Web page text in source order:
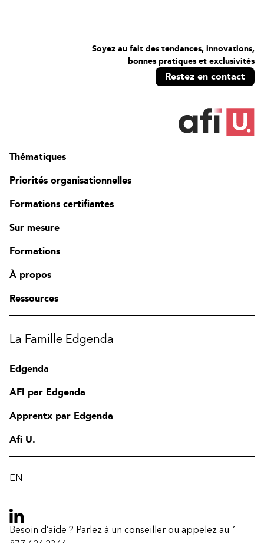
Soyez au fait des tendances, innovations,
bonnes pratiques et exclusivités
Restez en contact
Thématiques
Priorités organisationnelles
Formations certifiantes
Sur mesure
Formations
À propos
Ressources
La Famille Edgenda
Edgenda
AFI par Edgenda
Apprentx par Edgenda
Afi U.
EN
Besoin d’aide ? Parlez à un conseiller ou appelez au 1